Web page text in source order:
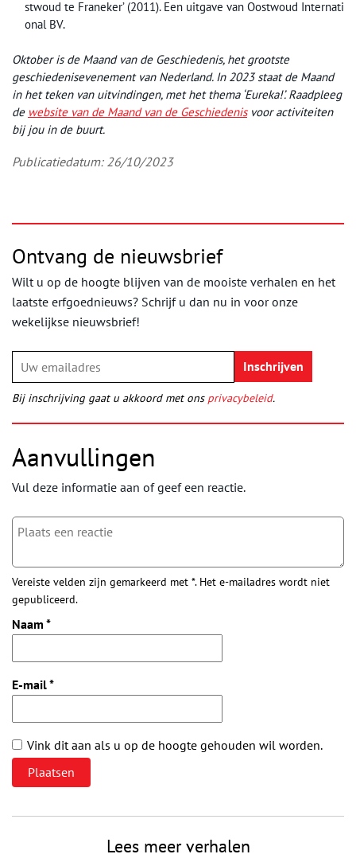
stwoud te Franeker’ (2011). Een uitgave van Oostwoud Internati
onal BV.
Oktober is de Maand van de Geschiedenis, het grootste
geschiedenisevenement van Nederland. In 2023 staat de Maand
in het teken van uitvindingen, met het thema ‘Eureka!’. Raadpleeg
de website van de Maand van de Geschiedenisvoor activiteiten
bij jou in de buurt.
Publicatiedatum: 26/10/2023
Ontvang de nieuwsbrief
Wilt u op de hoogte blijven van de mooiste verhalen en het
laatste erfgoednieuws? Schrijf u dan nu in voor onze
wekelijkse nieuwsbrief!
Bij inschrijving gaat u akkoord met ons privacybeleid.
Aanvullingen
Vul deze informatie aan of geef een reactie.
Vereiste velden zijn gemarkeerd met *. Het e-mailadres wordt niet
gepubliceerd.
Naam *
E-mail*
Vink dit aan als u op de hoogte gehouden wil worden.
Lees meer verhalen